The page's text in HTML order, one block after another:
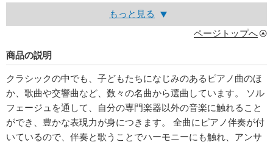
もっと見る
ページトップへ
商品の説明
クラシックの中でも、子どもたちになじみのあるピアノ曲のほ
か、歌曲や交響曲など、数々の名曲から選曲しています。 ソル
フェージュを通して、自分の専門楽器以外の音楽に触れること
ができ、豊かな表現力が身につきます。 全曲にピアノ伴奏が付
いているので、伴奏と歌うことでハーモニーにも触れ、アンサ